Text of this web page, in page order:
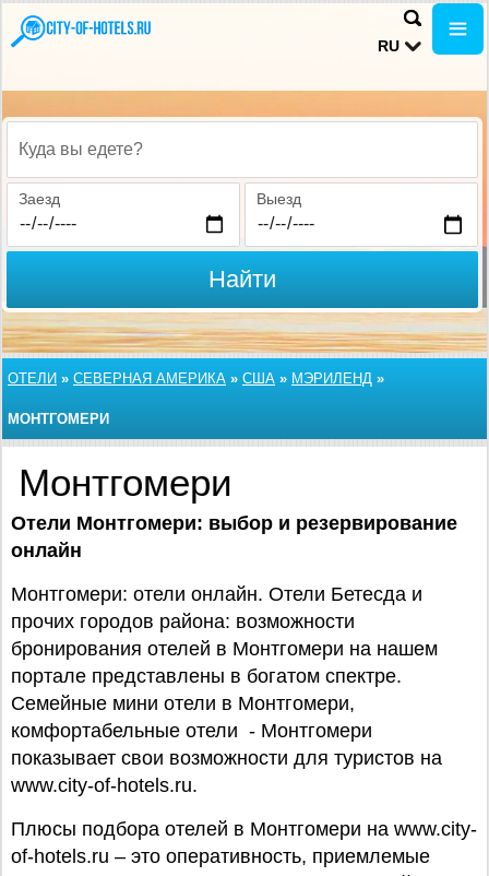
RU
Куда вы едете?
Заезд Выезд
Найти
ОТЕЛИ » СЕВЕРНАЯ АМЕРИКА » США » МЭРИЛЕНД »
МОНТГОМЕРИ
Монтгомери
Отели Монтгомери: выбор и резервирование
онлайн
Монтгомери: отели онлайн. Отели Бетесда и
прочих городов района: возможности
бронирования отелей в Монтгомери на нашем
портале представлены в богатом спектре.
Семейные мини отели в Монтгомери,
комфортабельные отели - Монтгомери
показывает свои возможности для туристов на
www.city-of-hotels.ru.
Плюсы подбора отелей в Монтгомери на www.city-
of-hotels.ru – это оперативность, приемлемые